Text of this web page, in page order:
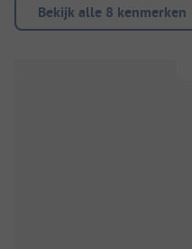
Bekijk alle 8 kenmerken